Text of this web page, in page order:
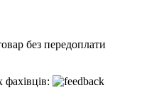
без передоплати